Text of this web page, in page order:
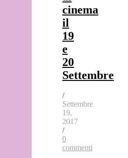
cinema
il
19
e
20
Settembre
/
Settembre
19,
2017
/
0
commenti